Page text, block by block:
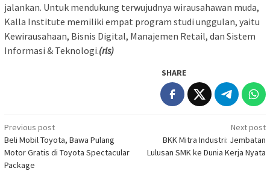
jalankan. Untuk mendukung terwujudnya wirausahawan muda,
Kalla Institute memiliki empat program studi unggulan, yaitu
Kewirausahaan, Bisnis Digital, Manajemen Retail, dan Sistem
Informasi & Teknologi.(rls)
SHARE
Post
navigation
Previous post
Beli Mobil Toyota, Bawa Pulang
Motor Gratis di Toyota Spectacular
Package
Next post
BKK Mitra Industri: Jembatan
Lulusan SMK ke Dunia Kerja Nyata